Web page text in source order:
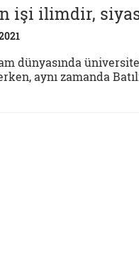
işi ilimdir,
dünyasında
aynı zamanda